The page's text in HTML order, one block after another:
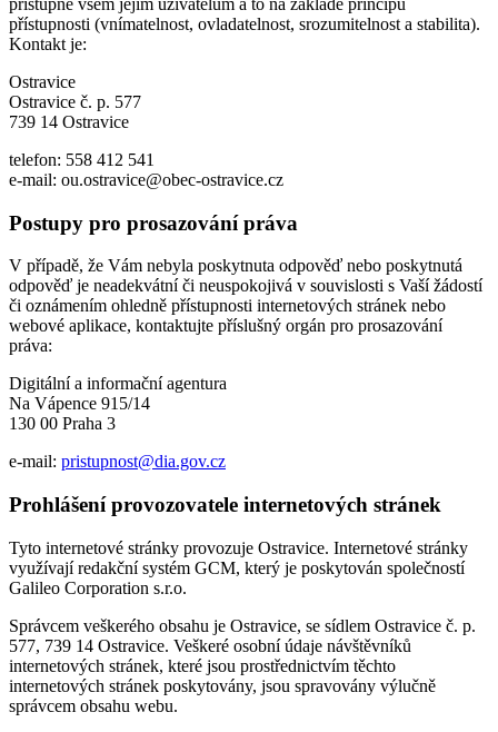
přístupné všem jejím uživatelům a to na základě principů
přístupnosti (vnímatelnost, ovladatelnost, srozumitelnost a stabilita).
Kontakt je:
Ostravice
Ostravice č. p. 577
739 14 Ostravice
telefon: 558 412 541
e-mail: ou.ostravice@obec-ostravice.cz
Postupy pro prosazování práva
V případě, že Vám nebyla poskytnuta odpověď nebo poskytnutá
odpověď je neadekvátní či neuspokojivá v souvislosti s Vaší žádostí
či oznámením ohledně přístupnosti internetových stránek nebo
webové aplikace, kontaktujte příslušný orgán pro prosazování
práva:
Digitální a informační agentura
Na Vápence 915/14
130 00 Praha 3
e-mail: pristupnost@dia.gov.cz
Prohlášení provozovatele internetových stránek
Tyto internetové stránky provozuje Ostravice. Internetové stránky
využívají redakční systém GCM, který je poskytován společností
Galileo Corporation s.r.o.
Správcem veškerého obsahu je Ostravice, se sídlem Ostravice č. p.
577, 739 14 Ostravice. Veškeré osobní údaje návštěvníků
internetových stránek, které jsou prostřednictvím těchto
internetových stránek poskytovány, jsou spravovány výlučně
správcem obsahu webu.